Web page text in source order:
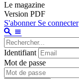
Le magazine
Version PDF
S'abonner Se connecter
Identifiant
Mot de passe